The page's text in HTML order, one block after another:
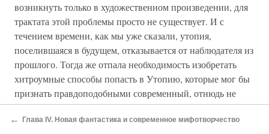
возникнуть только в художественном произведении, для
трактата этой проблемы просто не существует. И с
течением времени, как мы уже сказали, утопия,
поселившаяся в будущем, отказывается от наблюдателя из
прошлого. Тогда же отпала необходимость изобретать
хитроумные способы попасть в Утопию, которые мог бы
признать правдоподобными современный, отнюдь не
легковерный читатель. Однако изображение самой
Утопии это еще больше усложнило.
← Глава IV. Новая фантастика и современное мифотворчество